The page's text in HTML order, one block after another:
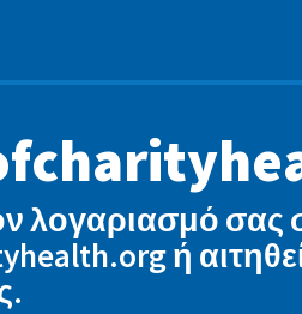
λογαριασμό σας
ή